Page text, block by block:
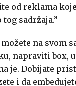
od reklama
sadržaja.”
na svom
napraviti box,
je. Dobijate
i da